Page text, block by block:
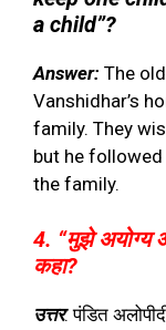
a child”?
Answer: The
Vanshidhar’s
family. They
but he
the family.
4. “मुझे अयोग्य
कहा?
उत्तर: पंडित